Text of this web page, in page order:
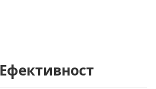
Ефективност